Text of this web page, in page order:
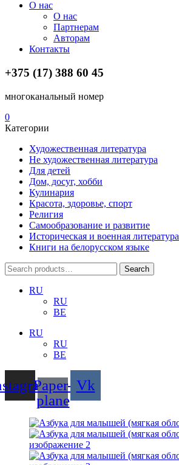
О нас
О нас
Партнерам
Авторам
Контакты
+375 (17) 388 60 45
многоканальный номер
0
Категории
Художественная литература
Не художественная литература
Для детей
Дом, досуг, хобби
Кулинария
Красота, здоровье, спорт
Религия
Самообразование и развитие
Историческая и военная литература
Книги на белорусском языке
Search
for:
Search
RU
RU
BE
RU
RU
BE
Paper-
plane
Vk